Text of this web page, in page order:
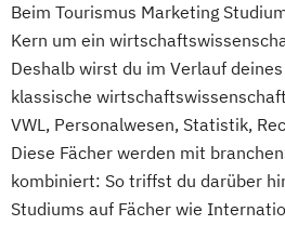
Beim Tourismus Marketing
Kern um ein
Deshalb wirst du im Verlauf
klassische
VWL, Personalwesen, Statistik,
Diese Fächer werden mit
kombiniert: So triffst du darüber
Studiums auf Fächer wie